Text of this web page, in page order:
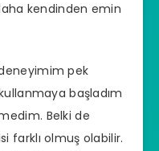
kendinden emin
pek
başladım
Belki de
farklı olmuş olabilir.